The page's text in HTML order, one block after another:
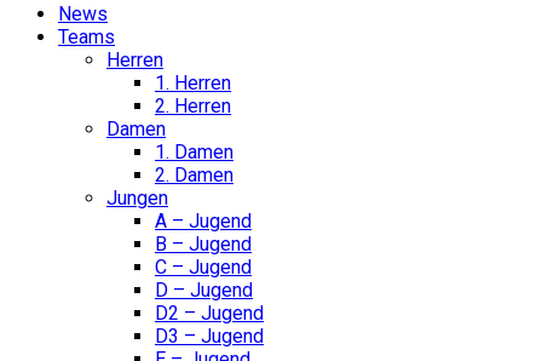
News
Teams
Herren
1. Herren
2. Herren
Damen
1. Damen
2. Damen
Jungen
A – Jugend
B – Jugend
C – Jugend
D – Jugend
D2 – Jugend
D3 – Jugend